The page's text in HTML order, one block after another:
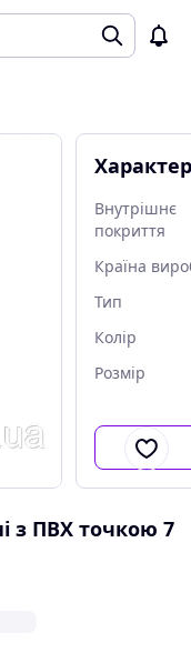
Внутрішнє
покриття
Країна
Тип
Колір
Розмір
з ПВХ точкою 7